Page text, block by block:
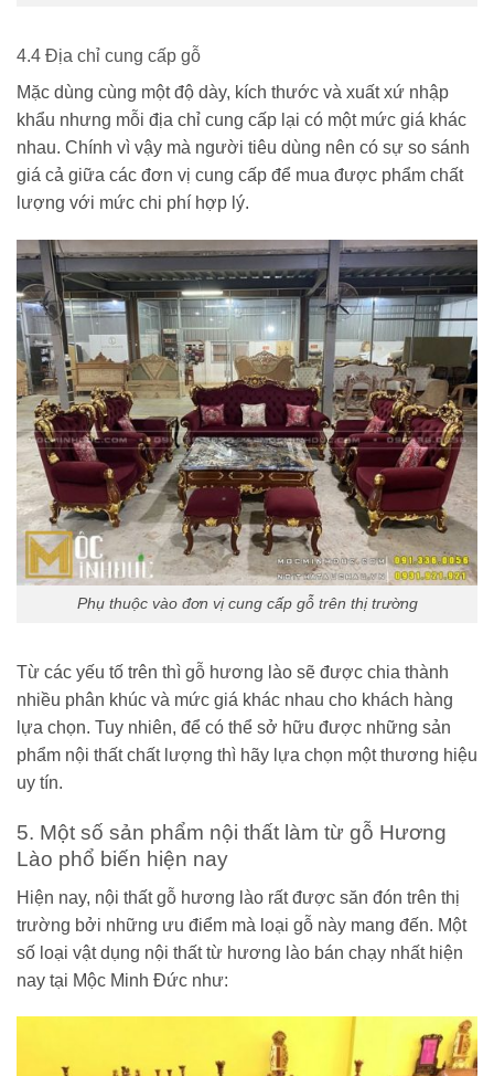
4.4 Địa chỉ cung cấp gỗ
Mặc dùng cùng một độ dày, kích thước và xuất xứ nhập
khẩu nhưng mỗi địa chỉ cung cấp lại có một mức giá khác
nhau. Chính vì vậy mà người tiêu dùng nên có sự so sánh
giá cả giữa các đơn vị cung cấp để mua được phẩm chất
lượng với mức chi phí hợp lý.
Phụ thuộc vào đơn vị cung cấp gỗ trên thị trường
Từ các yếu tố trên thì gỗ hương lào sẽ được chia thành
nhiều phân khúc và mức giá khác nhau cho khách hàng
lựa chọn. Tuy nhiên, để có thể sở hữu được những sản
phẩm nội thất chất lượng thì hãy lựa chọn một thương hiệu
uy tín.
5. Một số sản phẩm nội thất làm từ gỗ Hương
Lào phổ biến hiện nay
Hiện nay, nội thất gỗ hương lào rất được săn đón trên thị
trường bởi những ưu điểm mà loại gỗ này mang đến. Một
số loại vật dụng nội thất từ hương lào bán chạy nhất hiện
nay tại Mộc Minh Đức như: